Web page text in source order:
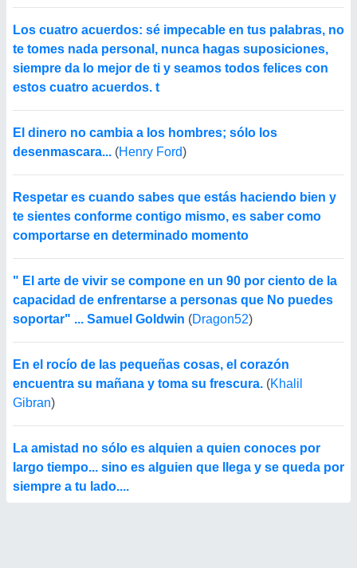
Los cuatro acuerdos: sé impecable en tus palabras, no
te tomes nada personal, nunca hagas suposiciones,
siempre da lo mejor de ti y seamos todos felices con
estos cuatro acuerdos. t
El dinero no cambia a los hombres; sólo los
desenmascara... (Henry Ford)
Respetar es cuando sabes que estás haciendo bien y
te sientes conforme contigo mismo, es saber como
comportarse en determinado momento
" El arte de vivir se compone en un 90 por ciento de la
capacidad de enfrentarse a personas que No puedes
soportar" ... Samuel Goldwin (Dragon52)
En el rocío de las pequeñas cosas, el corazón
encuentra su mañana y toma su frescura. (Khalil
Gibran)
La amistad no sólo es alquien a quien conoces por
largo tiempo... sino es alguien que llega y se queda por
siempre a tu lado....